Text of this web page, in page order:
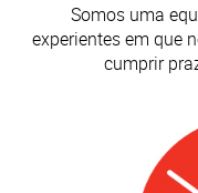
Somos uma
experientes em que
cumprir